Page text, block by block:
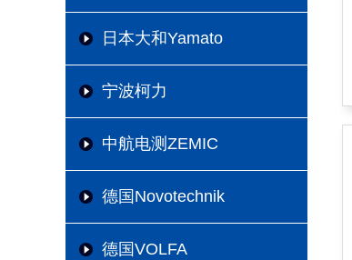
日本大和Yamato
宁波柯力
中航电测ZEMIC
德国Novotechnik
德国VOLFA